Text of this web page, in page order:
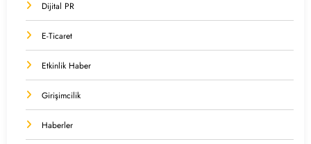
Dijital PR
E-Ticaret
Etkinlik Haber
Girişimcilik
Haberler